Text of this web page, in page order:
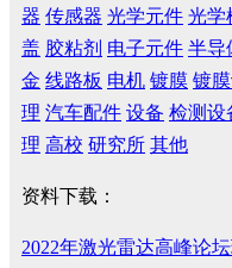
器 传感器 光学元件 光学
盖 胶粘剂 电子元件 半导
金 线路板 电机 镀膜 镀
理 汽车配件 设备 检测设
理 高校 研究所 其他
资料下载：
2022年激光雷达高峰论